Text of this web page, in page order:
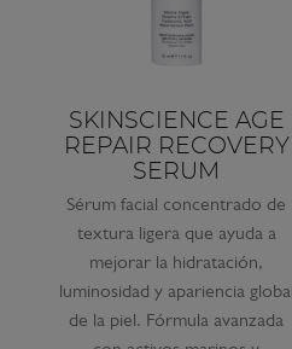
SKINSCIENCE AGE
REPAIR RECOVERY
SERUM
Sérum facial concentrado de
textura ligera que ayuda a
mejorar la hidratación,
luminosidad y apariencia global
de la piel. Fórmula avanzada